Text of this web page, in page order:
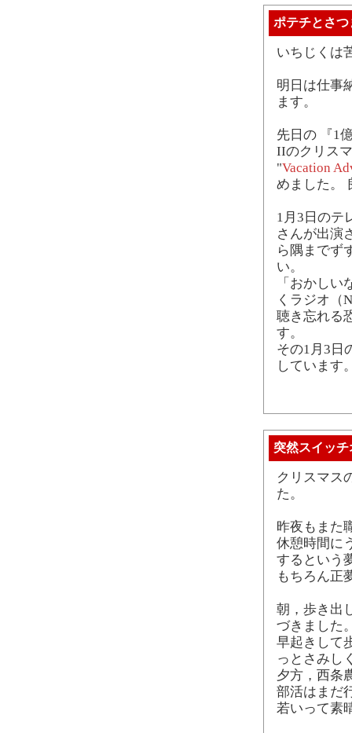
ポテチとさつ
いちじくは
明日は仕事
ます。
先日の 『1
IIのクリス
"Vacation
めました。
1月3日のテ
さんが出演
ら隅までず
い。
「おかし
くラジオ（
聴き忘れる
す。
その1月3日
しています
突然スイッチ
クリスマス
た。
昨夜もまた
休憩時間に
するという
もちろん正
朝，歩き出
づきました
早起きして
っとさみし
夕方，西条
部活はまだ
若いって素